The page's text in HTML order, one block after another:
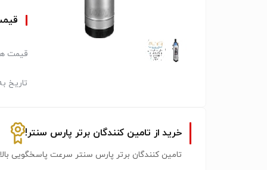
قیمت
تاریخ
خرید از تامین کنندگان برتر پارس سنتر!
تامین کنندگان برتر پارس سنتر سرعت پاسخگویی